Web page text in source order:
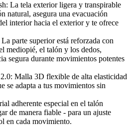
La tela exterior ligera y transpirable
natural, asegura una evacuación
interior hacia el exterior y te ofrece
parte superior está reforzada con
mediopié, el talón y los dedos,
segura durante movimientos potentes
Malla 3D flexible de alta elasticidad
se adapta a tus movimientos sin
adherente especial en el talón
de manera fiable - para un ajuste
en cada movimiento.